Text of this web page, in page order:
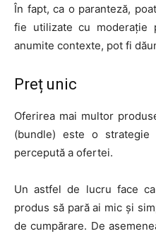
În fapt, ca o paranteză,
fie utilizate cu
anumite contexte, pot fi
Preț unic
Oferirea mai multor
(bundle) este o strategie
percepută a ofertei.
Un astfel de lucru face
produs să pară ai mic și
de cumpărare. De